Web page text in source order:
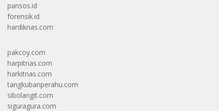
pansos.id
forensik.id
hardiknas.com
pakcoy.com
harpitnas.com
harkitnas.com
tangkubanperahu.com
sibolangit.com
siguragura.com